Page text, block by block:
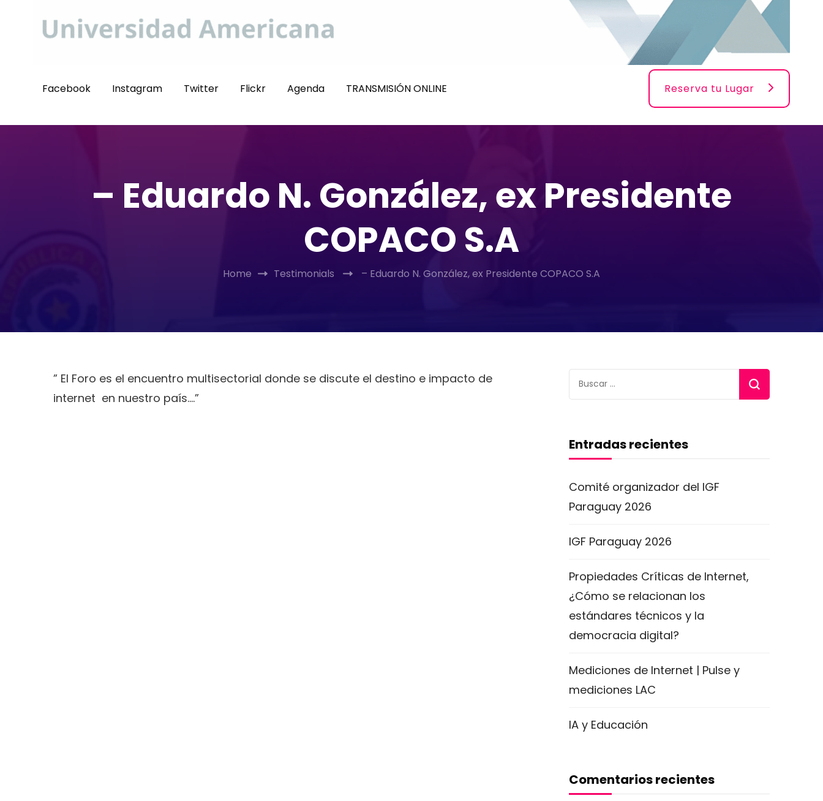
Facebook Instagram Twitter Flickr Agenda TRANSMISIÓN ONLINE Reserva tu Lugar
– Eduardo N. González, ex Presidente
COPACO S.A
Home Testimonials – Eduardo N. González, ex Presidente COPACO S.A
” El Foro es el encuentro multisectorial donde se discute el destino e impacto de
internet en nuestro país….”
Buscar:
Entradas recientes
Comité organizador del IGF
Paraguay 2026
IGF Paraguay 2026
Propiedades Críticas de Internet,
¿Cómo se relacionan los
estándares técnicos y la
democracia digital?
Mediciones de Internet | Pulse y
mediciones LAC
IA y Educación
Comentarios recientes